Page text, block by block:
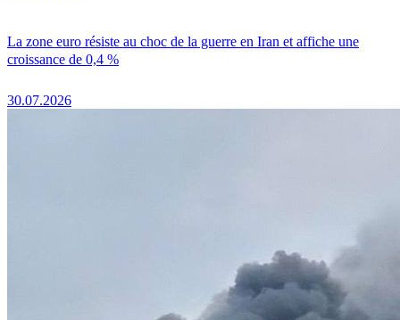
La zone euro résiste au choc de la guerre en Iran et affiche une
croissance de 0,4 %
30.07.2026